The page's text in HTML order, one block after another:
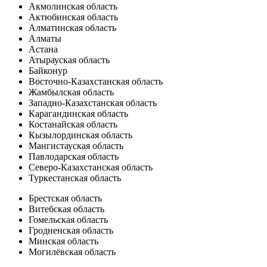
Акмолинская область
Актюбинская область
Алматинская область
Алматы
Астана
Атырауская область
Байконур
Восточно-Казахстанская область
Жамбылская область
Западно-Казахстанская область
Карагандинская область
Костанайская область
Кызылординская область
Мангистауская область
Павлодарская область
Северо-Казахстанская область
Туркестанская область
Брестская область
Витебская область
Гомельская область
Гродненская область
Минская область
Могилёвская область